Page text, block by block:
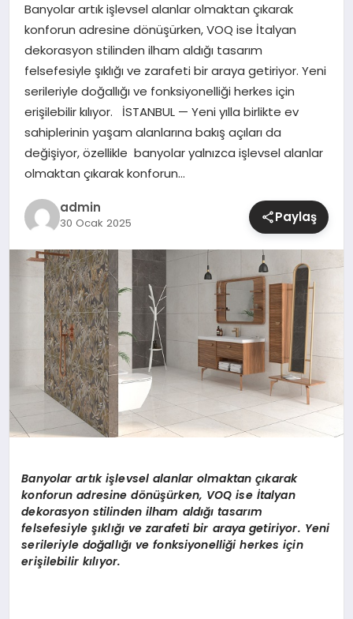
MAGAZIN
SIYASET
SPOR
YAŞAM
Banyolar artık işlevsel alanlar olmaktan çıkarak
konforun adresine dönüşürken, VOQ ise İtalyan
dekorasyon stilinden ilham aldığı tasarım
felsefesiyle şıklığı ve zarafeti bir araya getiriyor. Yeni
serileriyle doğallığı ve fonksiyonelliği herkes için
erişilebilir kılıyor. İSTANBUL — Yeni yılla birlikte ev
sahiplerinin yaşam alanlarına bakış açıları da
değişiyor, özellikle banyolar yalnızca işlevsel alanlar
olmaktan çıkarak konforun…
admin
30 Ocak 2025 Paylaş
Banyolar artık işlevsel alanlar olmaktan çıkarak
konforun adresine dönüşürken, VOQ ise İtalyan
dekorasyon stilinden ilham aldığı tasarım
felsefesiyle şıklığı ve zarafeti bir araya getiriyor. Yeni
serileriyle doğallığı ve fonksiyonelliği herkes için
erişilebilir kılıyor.